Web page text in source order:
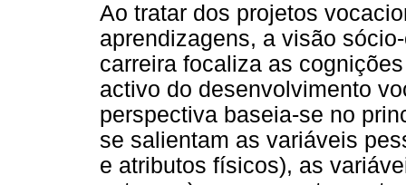
Ao tratar dos projetos
aprendizagens, a visão
carreira focaliza as
activo do desenvolvimento
perspectiva baseia-se no
se salientam as variáveis
e atributos físicos), as